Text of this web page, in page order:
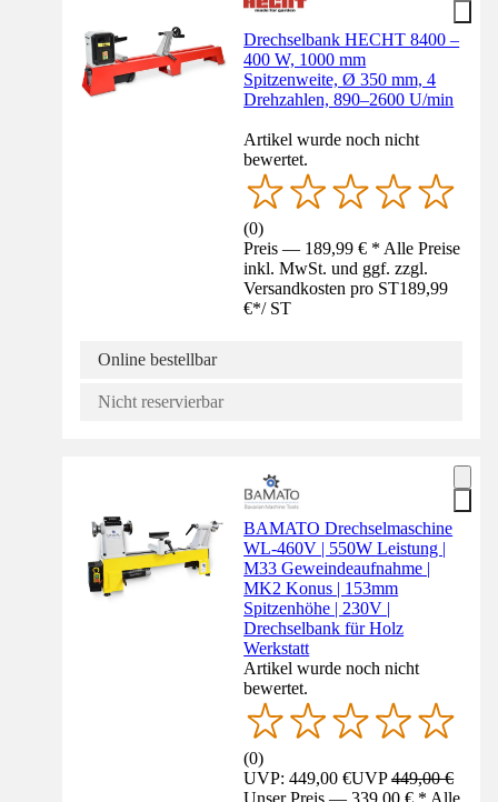
Drechselbank HECHT 8400 –
400 W, 1000 mm
Spitzenweite, Ø 350 mm, 4
Drehzahlen, 890–2600 U/min
Artikel wurde noch nicht
bewertet.
(0)
Preis — 189,99 € * Alle Preise
inkl. MwSt. und ggf. zzgl.
Versandkosten pro ST189,99
€*/ ST
Online bestellbar
Nicht reservierbar
BAMATO Drechselmaschine
WL-460V | 550W Leistung |
M33 Geweindeaufnahme |
MK2 Konus | 153mm
Spitzenhöhe | 230V |
Drechselbank für Holz
Werkstatt
Artikel wurde noch nicht
bewertet.
(0)
UVP: 449,00 €UVP449,00 €